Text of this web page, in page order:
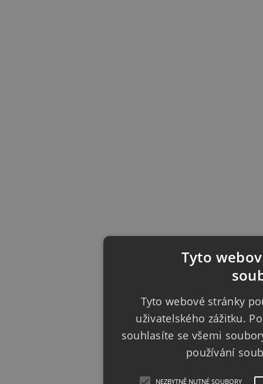
Tyto
Tyto webové stránky
uživatelského zážitku.
souhlasíte se všemi
používání
NEZBYTNĚ NUTNÉ SOUBORY